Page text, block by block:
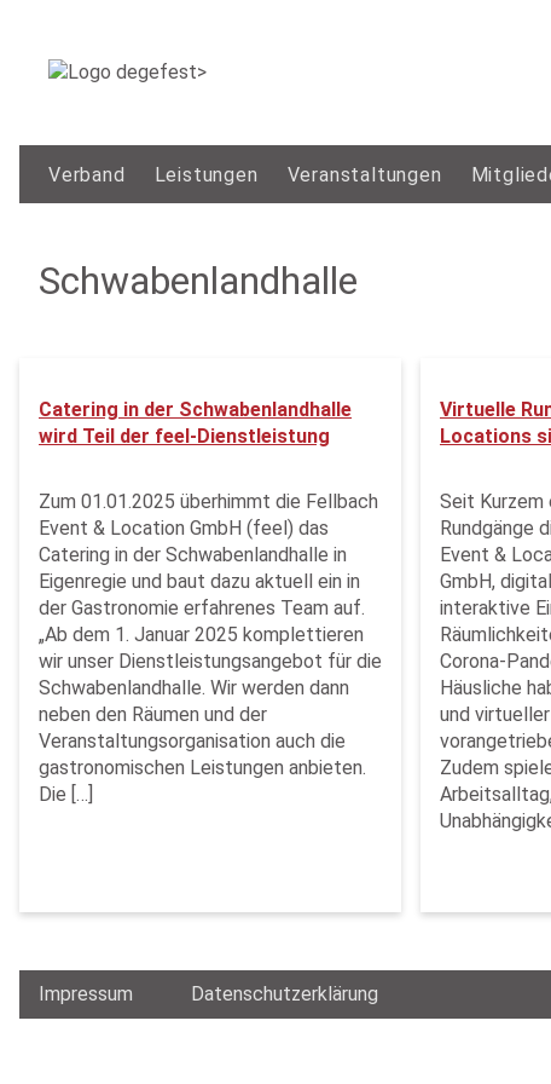
Verband Leistungen Veranstaltungen
Schwabenlandhalle
Catering in der Schwabenlandhalle
wird Teil der feel-Dienstleistung
Zum 01.01.2025 überhimmt die Fellbach
Event & Location GmbH (feel) das
Catering in der Schwabenlandhalle in
Eigenregie und baut dazu aktuell ein in
der Gastronomie erfahrenes Team auf.
„Ab dem 1. Januar 2025 komplettieren
wir unser Dienstleistungsangebot für die
Schwabenlandhalle. Wir werden dann
neben den Räumen und der
Veranstaltungsorganisation auch die
gastronomischen Leistungen anbieten.
Die […]
Virtuelle
Locations
Seit Kurzem
Rundgänge
Event &
GmbH,
interaktive
Corona-
Häusliche
und
Zudem
Impressum Datenschutzerklärung